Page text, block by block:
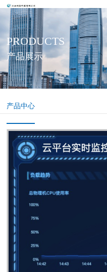
PRODUCTS
产品展示
产品中心